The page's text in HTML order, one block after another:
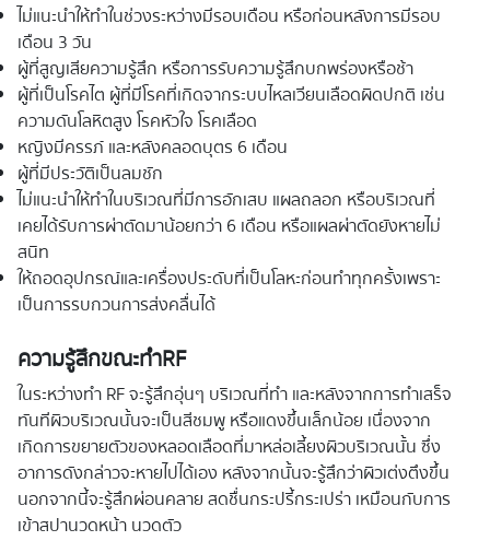
ไม่แนะนำให้ทำในช่วงระหว่างมีรอบเดือน หรือก่อนหลังการมีรอบ
เดือน 3 วัน
ผู้ที่สูญเสียความรู้สึก หรือการรับความรู้สึกบกพร่องหรือช้า
ผู้ที่เป็นโรคไต ผู้ที่มีโรคที่เกิดจากระบบไหลเวียนเลือดผิดปกติ เช่น
ความดันโลหิตสูง โรคหัวใจ โรคเลือด
หญิงมีครรภ์ และหลังคลอดบุตร 6 เดือน
ผู้ที่มีประวัติเป็นลมชัก
ไม่แนะนำให้ทำในบริเวณที่มีการอักเสบ แผลถลอก หรือบริเวณที่
เคยได้รับการผ่าตัดมาน้อยกว่า 6 เดือน หรือแผลผ่าตัดยังหายไม่
สนิท
ให้ถอดอุปกรณ์และเครื่องประดับที่เป็นโลหะก่อนทำทุกครั้งเพราะ
เป็นการรบกวนการส่งคลื่นได้
ความรู้สึกขณะทำRF
ในระหว่างทำ RF จะรู้สึกอุ่นๆ บริเวณที่ทำ และหลังจากการทำเสร็จ
ทันทีผิวบริเวณนั้นจะเป็นสีชมพู หรือแดงขึ้นเล็กน้อย เนื่องจาก
เกิดการขยายตัวของหลอดเลือดที่มาหล่อเลี้ยงผิวบริเวณนั้น ซึ่ง
อาการดังกล่าวจะหายไปได้เอง หลังจากนั้นจะรู้สึกว่าผิวเต่งตึงขึ้น
นอกจากนี้จะรู้สึกผ่อนคลาย สดชื่นกระปรี้กระเปร่า เหมือนกับการ
เข้าสปานวดหน้า นวดตัว